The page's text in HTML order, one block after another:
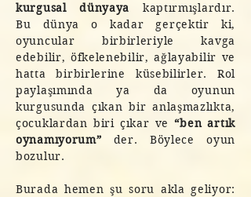
kurgusal dünyaya kaptırmışlardır.
Bu dünya o kadar gerçektir ki,
oyuncular birbirleriyle kavga
edebilir, öfkelenebilir, ağlayabilir ve
hatta birbirlerine küsebilirler. Rol
paylaşımında ya da oyunun
kurgusunda çıkan bir anlaşmazlıkta,
çocuklardan biri çıkar ve“ben artık
oynamıyorum” der. Böylece oyun
bozulur.
Burada hemen şu soru akla geliyor: